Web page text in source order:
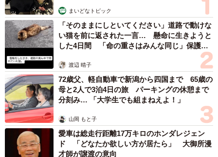
数がコロナ禍前の水準に戻り、さらに国際線による空港利
用者が増えると、輸送がパンクする恐れがあります。
対策として考えられるのは列車本数の増加です。しかしポ
ートアイランド方面行きの平日7時台～8時台は2～3分間隔
で運行していることからこれ以上の増発は難しそうです。
次に両数の増加が考えられます。2018年に神戸市も検討し
ましたが、ホーム延伸により多額の費用が発生することか
ら断念しました。
バスで補完
まいどなトピック
「そのままにしといてください」道路で動けな
い猫を前に返された一言… 懸命に生きようと
した4日間 「命の重さはみんな同じ」保護団
渡辺 晴子
72歳父、軽自動車で新潟から四国まで 65歳の
母と2人で3泊4日の旅 パーキングの休憩まで
分刻み… 「大学生でも組まねえよ！」
山岡 もと子
愛車は総走行距離17万キロのホンダレジェン
ド 「どなたか欲しい方が居たら」 大御所漫
才師が譲渡の意向